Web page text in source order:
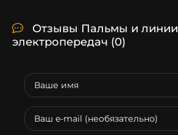
Отзывы Пальмы и линии
электропередач (0)